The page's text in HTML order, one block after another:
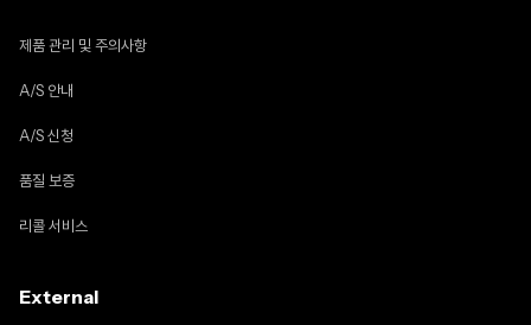
제품 관리 및 주의사항
A/S 안내
A/S 신청
품질 보증
리콜 서비스
External